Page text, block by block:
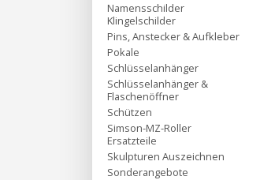
Namensschilder
Klingelschilder
Pins, Anstecker & Aufkleber
Pokale
Schlüsselanhänger
Schlüsselanhänger &
Flaschenöffner
Schützen
Simson-MZ-Roller
Ersatzteile
Skulpturen Auszeichnen
Sonderangebote